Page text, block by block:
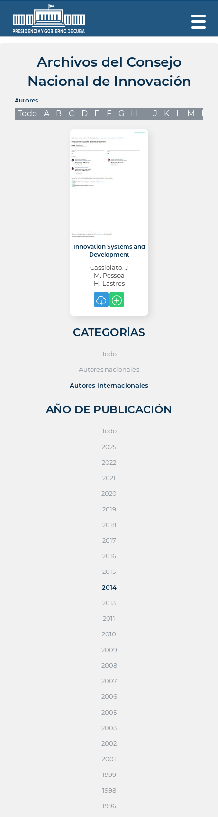
Archivos del Consejo
Nacional de Innovación
Autores
Todo A B C D E F G H I J K L M N
Innovation Systems and
Development
Cassiolato. J
M. Pessoa
H. Lastres
CATEGORÍAS
Todo
Autores nacionales
Autores internacionales
AÑO DE PUBLICACIÓN
Todo
2025
2022
2021
2020
2019
2018
2017
2016
2015
2014
2013
2011
2010
2009
2008
2007
2006
2005
2003
2002
2001
1999
1998
1996